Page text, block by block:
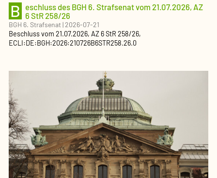
B
eschluss des BGH 6. Strafsenat vom 21.07.2026, AZ
6 StR 258/26
BGH 6. Strafsenat|2026-07-21
Beschlussvom 21.07.2026, AZ 6 StR 258/26,
ECLI:DE:BGH:2026:210726B6STR258.26.0